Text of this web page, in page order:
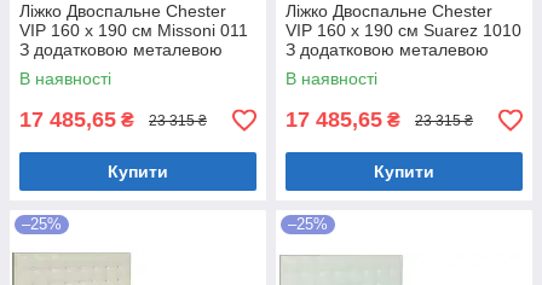
Ліжко Двоспальне Chester
VIP 160 х 190 см Missoni 011
З додатковою металевою
цільнозварною рамою
Темно-коричневий
В наявності
17 485,65 ₴ 23 315 ₴
Купити
Ліжко Двоспальне Chester
VIP 160 х 190 см Suarez 1010
З додатковою металевою
цільнозварною рамою
Коричневий
В наявності
17 485,65 ₴ 23 315 ₴
Купити
–25% –25%